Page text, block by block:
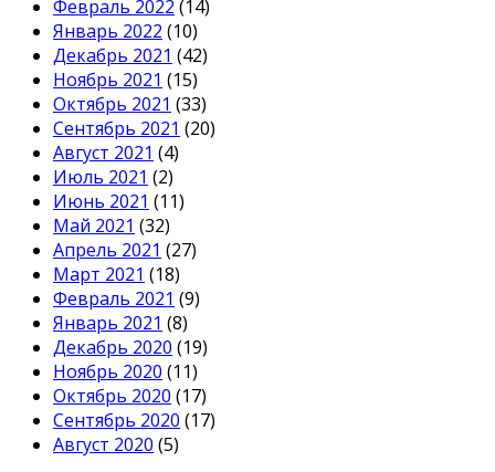
Февраль 2022 (14)
Январь 2022 (10)
Декабрь 2021 (42)
Ноябрь 2021 (15)
Октябрь 2021 (33)
Сентябрь 2021 (20)
Август 2021 (4)
Июль 2021 (2)
Июнь 2021 (11)
Май 2021 (32)
Апрель 2021 (27)
Март 2021 (18)
Февраль 2021 (9)
Январь 2021 (8)
Декабрь 2020 (19)
Ноябрь 2020 (11)
Октябрь 2020 (17)
Сентябрь 2020 (17)
Август 2020 (5)